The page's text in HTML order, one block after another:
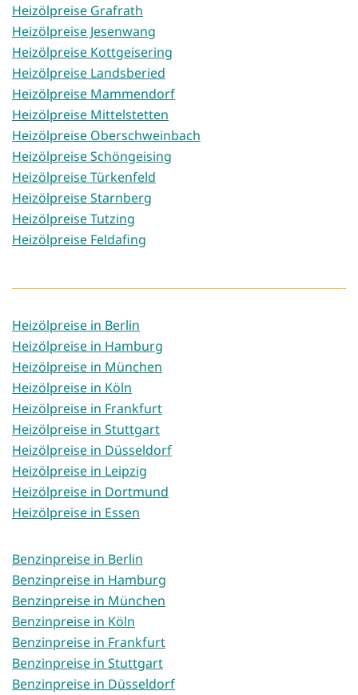
Heizölpreise Grafrath
Heizölpreise Jesenwang
Heizölpreise Kottgeisering
Heizölpreise Landsberied
Heizölpreise Mammendorf
Heizölpreise Mittelstetten
Heizölpreise Oberschweinbach
Heizölpreise Schöngeising
Heizölpreise Türkenfeld
Heizölpreise Starnberg
Heizölpreise Tutzing
Heizölpreise Feldafing
Heizölpreise in Berlin
Heizölpreise in Hamburg
Heizölpreise in München
Heizölpreise in Köln
Heizölpreise in Frankfurt
Heizölpreise in Stuttgart
Heizölpreise in Düsseldorf
Heizölpreise in Leipzig
Heizölpreise in Dortmund
Heizölpreise in Essen
Benzinpreise in Berlin
Benzinpreise in Hamburg
Benzinpreise in München
Benzinpreise in Köln
Benzinpreise in Frankfurt
Benzinpreise in Stuttgart
Benzinpreise in Düsseldorf